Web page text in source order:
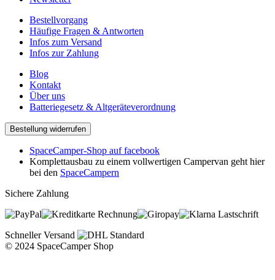
Bestellvorgang
Häufige Fragen & Antworten
Infos zum Versand
Infos zur Zahlung
Blog
Kontakt
Über uns
Batteriegesetz & Altgeräteverordnung
Bestellung widerrufen
SpaceCamper-Shop auf facebook
Komplettausbau zu einem vollwertigen Campervan geht hier
bei den SpaceCampern
Sichere Zahlung
Rechnung
Lastschrift
Schneller Versand
© 2024 SpaceCamper Shop